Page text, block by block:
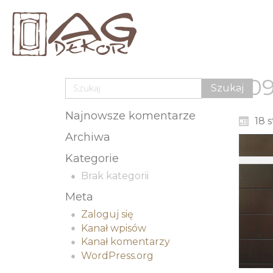
Najnowsze komentarze
Archiwa
Kategorie
Brak kategorii
Meta
Zaloguj się
Kanał wpisów
Kanał komentarzy
WordPress.org
18